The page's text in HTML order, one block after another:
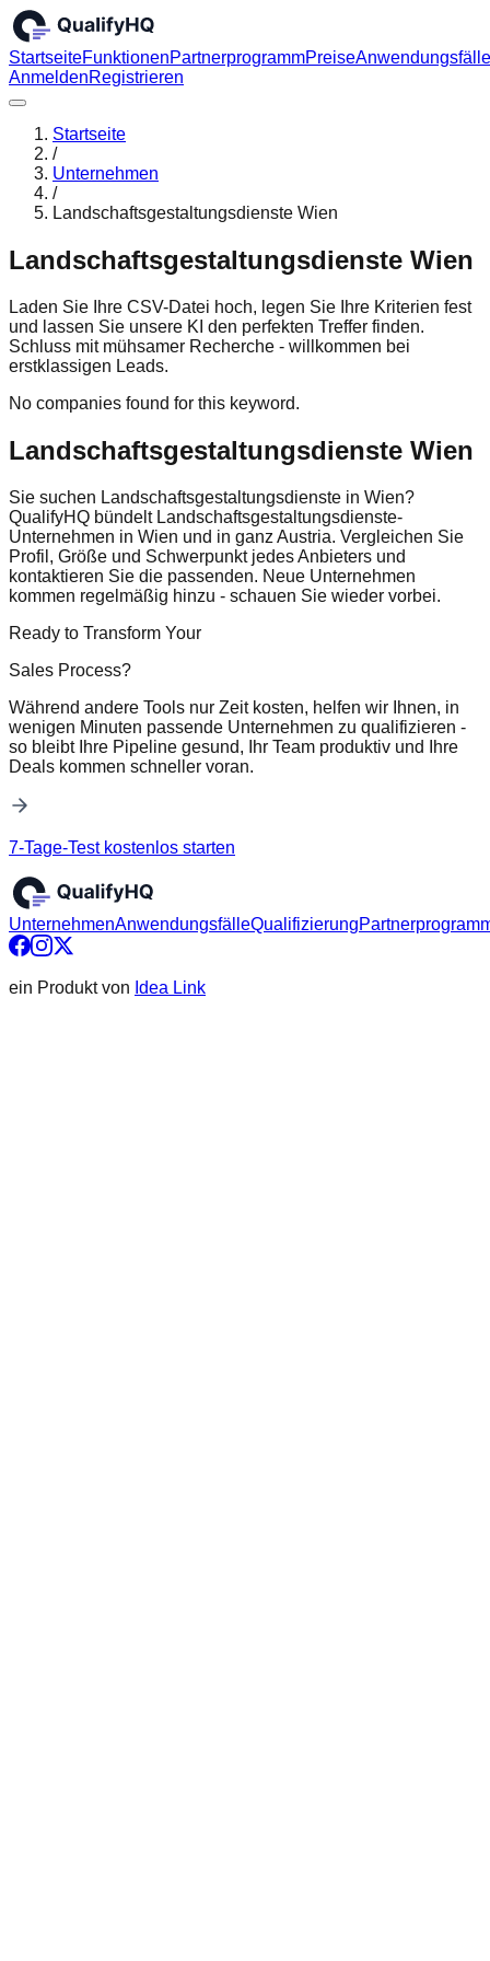
StartseiteFunktionenPartnerprogrammPreiseAnwendungsfälle
AnmeldenRegistrieren
Startseite
/
Unternehmen
/
Landschaftsgestaltungsdienste Wien
Landschaftsgestaltungsdienste Wien
Laden Sie Ihre CSV-Datei hoch, legen Sie Ihre Kriterien fest
und lassen Sie unsere KI den perfekten Treffer finden.
Schluss mit mühsamer Recherche - willkommen bei
erstklassigen Leads.
No companies found for this keyword.
Landschaftsgestaltungsdienste Wien
Sie suchen Landschaftsgestaltungsdienste in Wien?
QualifyHQ bündelt Landschaftsgestaltungsdienste-
Unternehmen in Wien und in ganz Austria. Vergleichen Sie
Profil, Größe und Schwerpunkt jedes Anbieters und
kontaktieren Sie die passenden. Neue Unternehmen
kommen regelmäßig hinzu - schauen Sie wieder vorbei.
Ready to Transform Your
Sales Process?
Während andere Tools nur Zeit kosten, helfen wir Ihnen, in
wenigen Minuten passende Unternehmen zu qualifizieren -
so bleibt Ihre Pipeline gesund, Ihr Team produktiv und Ihre
Deals kommen schneller voran.
7-Tage-Test kostenlos starten
UnternehmenAnwendungsfälleQualifizierung
ein Produkt von Idea Link